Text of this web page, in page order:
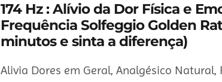
174 Hz : Alívio da Dor Física e
Frequência Solfeggio Golden
minutos e sinta a diferença)
Alivia Dores em Geral, Analgésico